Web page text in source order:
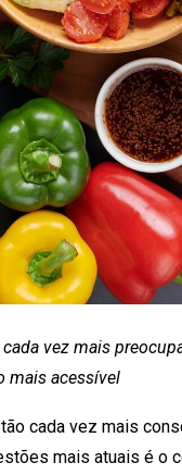
vez mais
mais acessível
cada vez mais
mais atuais é o